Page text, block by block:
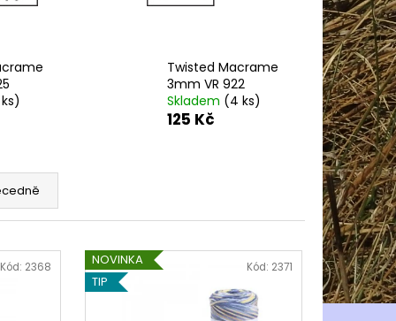
Twisted Macrame
3mm VR 922
Skladem (4 ks)
125 Kč
Kód: 2368
NOVINKA
TIP
Kód: 2371